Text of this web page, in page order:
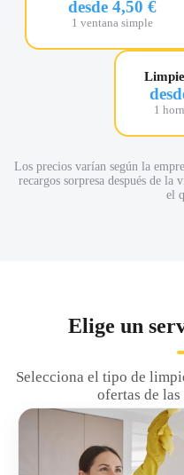
desde 4,50 €
1 ventana simple
1
Los precios varían según la
recargos sorpresa después de
el
Elige un
Selecciona el tipo de
ofertas de las